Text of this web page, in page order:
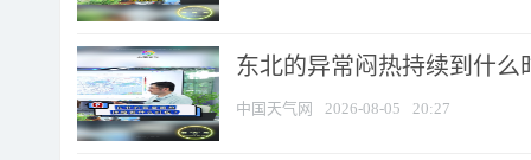
东北的异常闷热持续到什么
中国天气网 2026-08-05 20:27